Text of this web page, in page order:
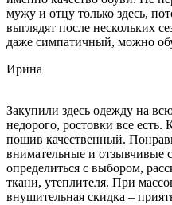
мужу и отцу только здесь,
выглядят после нескольких
даже симпатичный, можно
Ирина
Закупили здесь одежду на
недорого, ростовки все
пошив качественный.
внимательные и отзывчивые
определиться с выбором,
ткани, утеплителя. При
внушительная скидка –